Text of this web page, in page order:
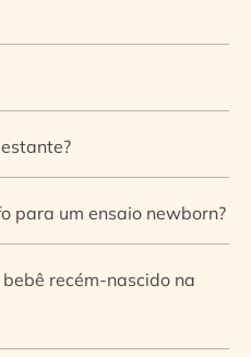
para um ensaio newborn?
recém-nascido na